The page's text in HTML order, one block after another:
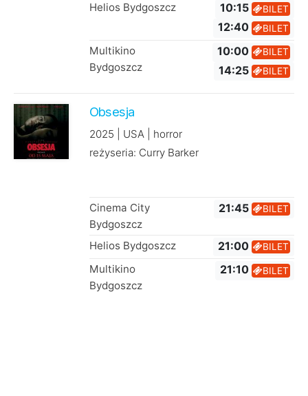
Helios Bydgoszcz 10:15 BILET
12:40 BILET
Multikino
Bydgoszcz
10:00 BILET
14:25 BILET
Obsesja
2025 | USA | horror
reżyseria: Curry Barker
Cinema City
Bydgoszcz
21:45 BILET
Helios Bydgoszcz 21:00 BILET
Multikino
Bydgoszcz
21:10 BILET